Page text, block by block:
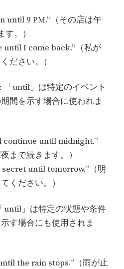
until 9 PM.”（その店は午
。）
until I come back.”（私が
ださい。）
: 「until」は特定のイベント
間を示す場合に使われま
continue until midnight.”
まで続きます。）
until tomorrow.”（明
ください。）
until」は特定の状態や条件
す場合にも使用されま
the rain stops.”（雨が止